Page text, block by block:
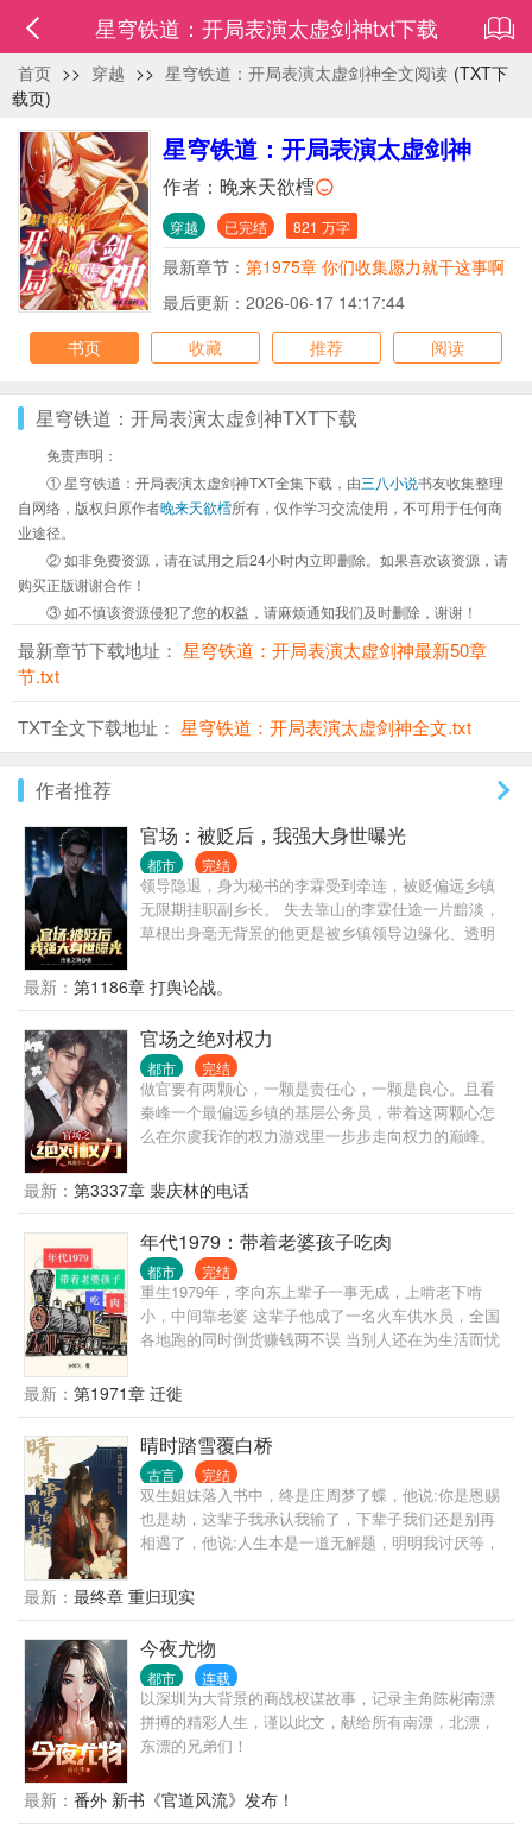
星穹铁道：开局表演太虚剑神txt下载
首页 >> 穿越 >> 星穹铁道：开局表演太虚剑神全文阅读 (TXT下
载页)
星穹铁道：开局表演太虚剑神
作者： 晚来天欲樰
穿越 已完结 821 万字
最新章节： 第1975章 你们收集愿力就干这事啊
最后更新：2026-06-17 14:17:44
书页
收藏 推荐 阅读
星穹铁道：开局表演太虚剑神TXT下载
免责声明：
① 星穹铁道：开局表演太虚剑神TXT全集下载，由三八小说书友收集整理
自网络，版权归原作者晚来天欲樰所有，仅作学习交流使用，不可用于任何商
业途径。
② 如非免费资源，请在试用之后24小时内立即删除。如果喜欢该资源，请
购买正版谢谢合作！
③ 如不慎该资源侵犯了您的权益，请麻烦通知我们及时删除，谢谢！
最新章节下载地址： 星穹铁道：开局表演太虚剑神最新50章
节.txt
TXT全文下载地址： 星穹铁道：开局表演太虚剑神全文.txt
作者推荐
官场：被贬后，我强大身世曝光
都市 完结
领导隐退，身为秘书的李霖受到牵连，被贬偏远乡镇
无限期挂职副乡长。 失去靠山的李霖仕途一片黯淡，
草根出身毫无背景的他更是被乡镇领导边缘化、透明
时，他的贵人从天而降，自此平步青云，无人能挡。
原来，他最大的靠山，竟然就是他自己！
最新： 第1186章 打舆论战。
官场之绝对权力
都市 完结
做官要有两颗心，一颗是责任心，一颗是良心。且看
秦峰一个最偏远乡镇的基层公务员，带着这两颗心怎
么在尔虞我诈的权力游戏里一步步走向权力的巅峰。
最新： 第3337章 裴庆林的电话
年代1979：带着老婆孩子吃肉
都市 完结
重生1979年，李向东上辈子一事无成，上啃老下啃
小，中间靠老婆 这辈子他成了一名火车供水员，全国
各地跑的同时倒货赚钱两不误 当别人还在为生活而忧
最新： 第1971章 迁徙
晴时踏雪覆白桥
古言 完结
双生姐妹落入书中，终是庄周梦了蝶，他说:你是恩赐
也是劫，这辈子我承认我输了，下辈子我们还是别再
相遇了，他说:人生本是一道无解题，明明我讨厌等，
又赌了一把，把我人生最后一次的信任给了你，我以
为你能拉我走出地狱，没想到，你是来告诉我地狱有
几层？他说:从和你在一起的那天起，我所有的计划都
有你，我从没有想过离开，我没给自己留后路，他说:
她以后会是别人明媒正娶的妻子但她永远是我年少时
的太阳，炽热又耀眼，可望而不可得，永远在我的记
忆里笑颜如花，永远站在那里望着我，又好像在喊着
我的名字，后来起风了，吹起了她凌乱的发丝，吹起
不会再有了……
最新： 最终章 重归现实
今夜尤物
都市 连载
以深圳为大背景的商战权谋故事，记录主角陈彬南漂
拼搏的精彩人生，谨以此文，献给所有南漂，北漂，
东漂的兄弟们！
最新： 番外 新书《官道风流》发布！